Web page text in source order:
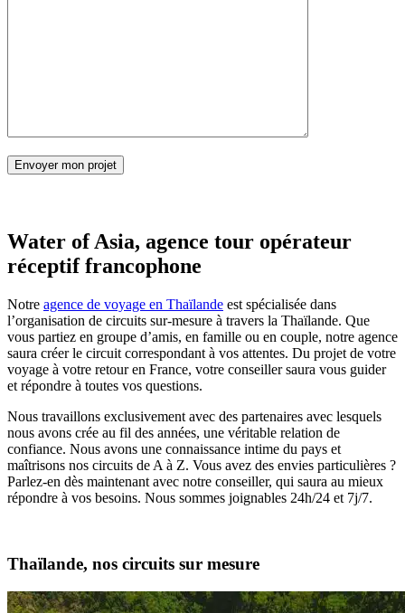
Water of Asia, agence tour opérateur
réceptif francophone
Notre agence de voyage en Thaïlande est spécialisée dans
l’organisation de circuits sur-mesure à travers la Thaïlande. Que
vous partiez en groupe d’amis, en famille ou en couple, notre agence
saura créer le circuit correspondant à vos attentes. Du projet de votre
voyage à votre retour en France, votre conseiller saura vous guider
et répondre à toutes vos questions.
Nous travaillons exclusivement avec des partenaires avec lesquels
nous avons crée au fil des années, une véritable relation de
confiance. Nous avons une connaissance intime du pays et
maîtrisons nos circuits de A à Z. Vous avez des envies particulières ?
Parlez-en dès maintenant avec notre conseiller, qui saura au mieux
répondre à vos besoins. Nous sommes joignables 24h/24 et 7j/7.
Thaïlande, nos circuits sur mesure